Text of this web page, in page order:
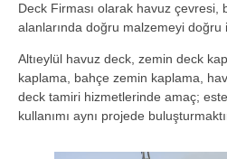
Deck Firması olarak havuz çevresi,
alanlarında doğru malzemeyi doğru
Altıeylül havuz deck, zemin deck
kaplama, bahçe zemin kaplama,
deck tamiri hizmetlerinde amaç;
kullanımı aynı projede